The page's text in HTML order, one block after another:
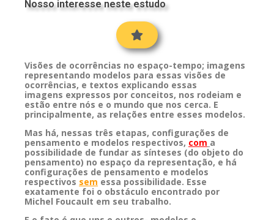
Nosso interesse neste estudo
Visões de ocorrências no espaço-tempo; imagens
representando modelos para essas visões de
ocorrências, e textos explicando essas
imagens expressos por conceitos, nos rodeiam e
estão entre nós e o mundo que nos cerca. E
principalmente, as relações entre esses modelos.
Mas há, nessas três etapas, configurações de
pensamento e modelos respectivos, com a
possibilidade de fundar as sínteses (do objeto do
pensamento) no espaço da representação, e há
configurações de pensamento e modelos
respectivos sem essa possibilidade. Esse
exatamente foi o obstáculo encontrado por
Michel Foucault em seu trabalho.